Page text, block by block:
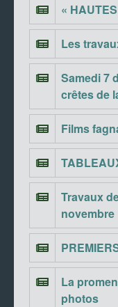
«
Les
Samedi 7
crêtes de
Films
Travaux
novembre
La
photos